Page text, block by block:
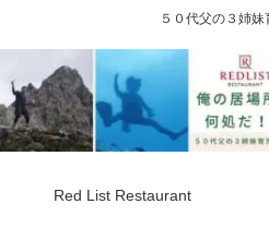
５０代父の３姉
Red List Restaurant